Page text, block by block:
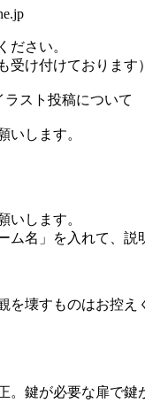
ださい。
受け付けております）
スト投稿について
いします。
いします。
ム名」を入れて、
壊すものはお控え
。鍵が必要な扉で